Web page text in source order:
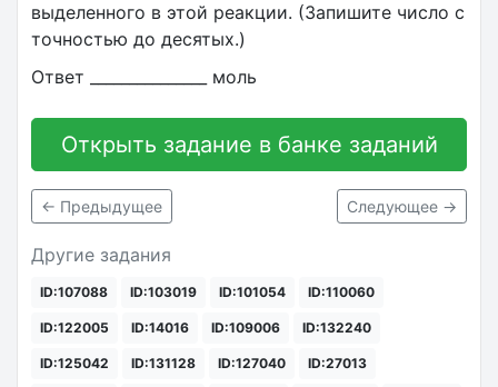
выделенного в этой реакции. (Запишите число с
точностью до десятых.)
Ответ _______________ моль
Открыть задание в банке заданий
← Предыдущее Следующее →
Другие задания
ID:107088 ID:103019 ID:101054 ID:110060
ID:122005 ID:14016 ID:109006 ID:132240
ID:125042 ID:131128 ID:127040 ID:27013